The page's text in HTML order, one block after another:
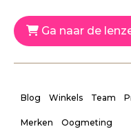
Ga naar de
Blog Winkels Team
Merken Oogmeting